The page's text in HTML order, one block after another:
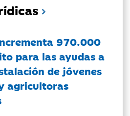
970.000
para las ayudas a
de jóvenes
agricultoras